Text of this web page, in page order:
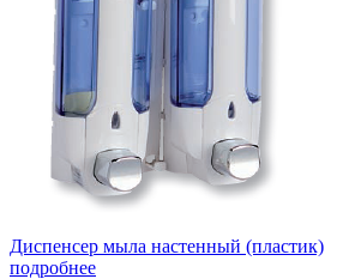
Диспенсер мыла настенный (пластик)
подробнее